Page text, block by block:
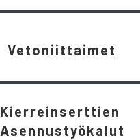
Vetoniittaimet
Kierreinserttien
Asennustyökalut